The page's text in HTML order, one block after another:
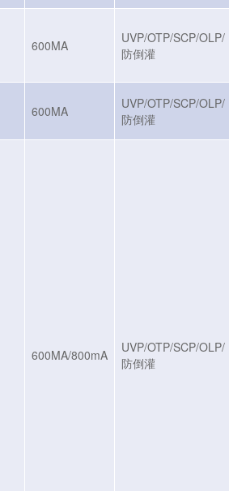
600MA
UVP/OTP/SCP/OLP/
防倒灌
600MA
UVP/OTP/SCP/OLP/
防倒灌
600MA/800mA
UVP/OTP/SCP/OLP/
防倒灌